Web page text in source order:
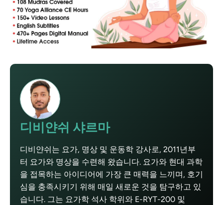
디비얀쉬 샤르마
디비얀쉬는 요가, 명상 및 운동학 강사로, 2011년부
터 요가와 명상을 수련해 왔습니다. 요가와 현대 과학
을 접목하는 아이디어에 가장 큰 매력을 느끼며, 호기
심을 충족시키기 위해 매일 새로운 것을 탐구하고 있
습니다. 그는 요가학 석사 학위와 E-RYT-200 및